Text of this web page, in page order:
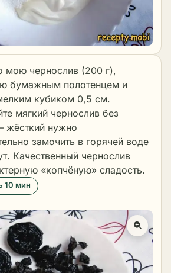
мою чернослив (200 г),
бумажным полотенцем и
кубиком 0,5 см.
мягкий чернослив без
жёсткий нужно
замочить в горячей воде
Качественный чернослив
«копчёную» сладость.
10 мин